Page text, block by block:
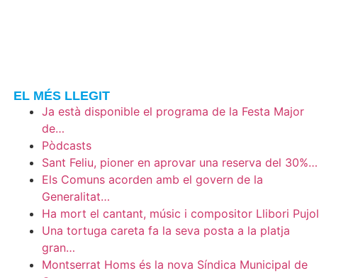
EL MÉS LLEGIT
Ja està disponible el programa de la Festa Major
de…
Pòdcasts
Sant Feliu, pioner en aprovar una reserva del 30%…
Els Comuns acorden amb el govern de la
Generalitat…
Ha mort el cantant, músic i compositor Llibori Pujol
Una tortuga careta fa la seva posta a la platja
gran…
Montserrat Homs és la nova Síndica Municipal de